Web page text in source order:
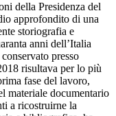
della Presidenza del
approfondito di una
storiografia e
anni dell’Italia
presso
risultava per lo più
fase del lavoro,
materiale documentario
a ricostruirne la